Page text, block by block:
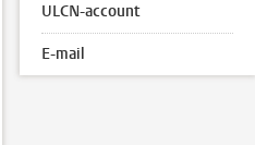
ULCN-account
E-mail